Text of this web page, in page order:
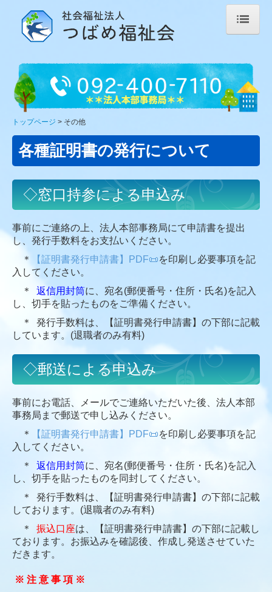
トップページ
ご挨拶
ビジョン・キーワード
施設案内
つばめ工房(旧原作業所)
地域活動支援センターI型ぷらっと
西区第１障がい者基幹相談支援センター
＊スタッフ専用ページ＊
採用情報
採用：常勤職員(生活支援員)早良区田村
採用：常勤職員(生活支援員) 早良区荒江
採用：パート（生活支援員）早良区
最新情報 News！
お問い合せ
その他
個人情報保護方針
トップページ その他
各種証明書の発行について
◇窓口持参による申込み
事前にご連絡の上、法人本部事務局にて申請書を提出
し、発行手数料をお支払いください。
＊
【証明書発行申請書】PDF📜を印刷し必要事項を記
入してください。
＊
返信用封筒に、宛名(郵便番号・住所・氏名)を記入
し、切手を貼ったものをご準備ください。
＊ 発行手数料は、【証明書発行申請書】の下部に記載
しています。(退職者のみ有料)
◇郵送による申込み
事前にお電話、メールでご連絡いただいた後、法人本部
事務局まで郵送で申し込みください。
＊
【証明書発行申請書】PDF📜を印刷し必要事項を記
入してください。
＊ 返信用封筒に、宛名(郵便番号・住所・氏名)を記入
し、切手を貼ったものを同封してください。
＊ 発行手数料は、【証明書発行申請書】の下部に記載
しております。(退職者のみ有料)
＊ 振込口座は、【証明書発行申請書】の下部に記載し
ております。お振込みを確認後、作成し発送させていた
だきます。
※ 注 意 事 項 ※